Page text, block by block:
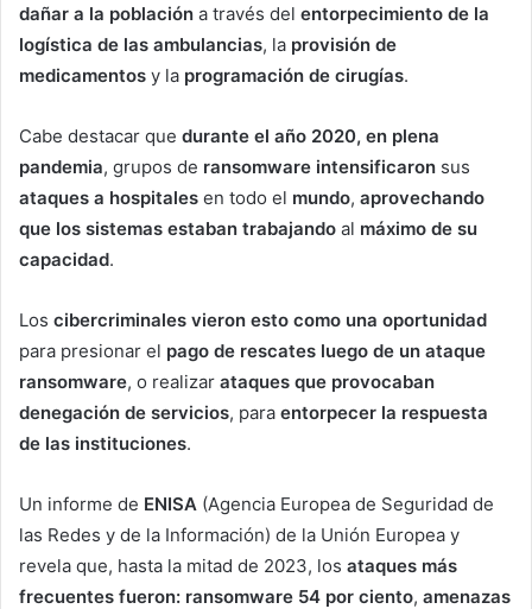
dañar a la población a través del entorpecimiento de la
logística de las ambulancias, la provisión de
medicamentos y la programación de cirugías.
Cabe destacar que durante el año 2020, en plena
pandemia, grupos de ransomware intensificaron sus
ataques a hospitales en todo el mundo, aprovechando
que los sistemas estaban trabajando al máximo de su
capacidad.
Los cibercriminales vieron esto como una oportunidad
para presionar el pago de rescates luego de un ataque
ransomware, o realizar ataques que provocaban
denegación de servicios, para entorpecer la respuesta
de las instituciones.
Un informe de ENISA (Agencia Europea de Seguridad de
las Redes y de la Información) de la Unión Europea y
revela que, hasta la mitad de 2023, los ataques más
frecuentes fueron: ransomware 54 por ciento, amenazas